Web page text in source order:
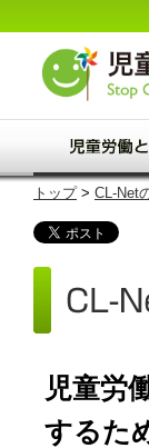
トップ> CL-Net
児童労
するた